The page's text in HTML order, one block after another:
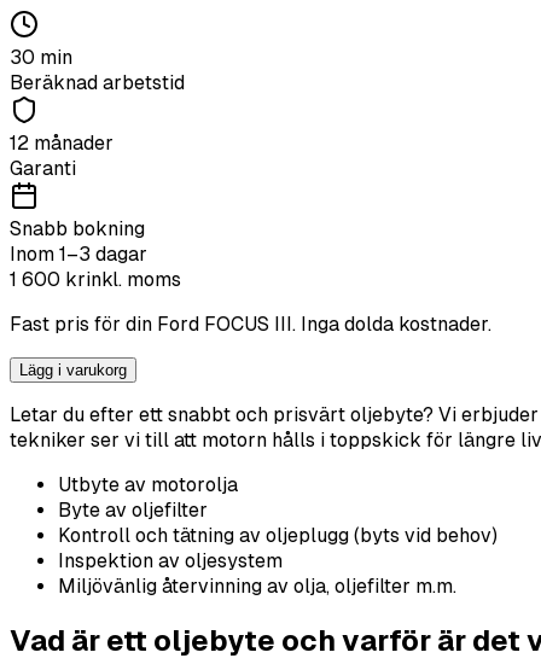
30 min
Beräknad arbetstid
12 månader
Garanti
Snabb bokning
Inom 1–3 dagar
1 600 krinkl. moms
Fast pris för din Ford FOCUS III. Inga dolda kostnader.
Lägg i varukorg
Letar du efter ett snabbt och prisvärt oljebyte? Vi
tekniker ser vi till att motorn hålls i toppskick för längre
Utbyte av motorolja
Byte av oljefilter
Kontroll och tätning av oljeplugg (byts vid behov)
Inspektion av oljesystem
Miljövänlig återvinning av olja, oljefilter m.m.
Vad är ett oljebyte och varför är det